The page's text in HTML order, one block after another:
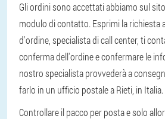
Gli ordini sono accettati abbiamo sul
modulo di contatto. Esprimi la richiesta
d'ordine, specialista di call center, ti
conferma dell'ordine e confermare le
nostro specialista provvederà a
farlo in un ufficio postale a Rieti, in Italia.
Controllare il pacco per posta e solo